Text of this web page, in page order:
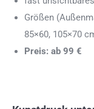
Größen
85×60, 105×70
Preis: ab 99 €